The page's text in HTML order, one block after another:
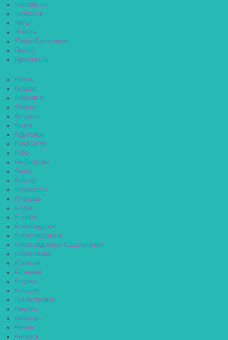
Челябинск
Черкесск
Чита
Элиста
Южно-Сахалинск
Якутск
Ярославль
Абаза
Абакан
Абдулино
Абинск
Агидель
Агрыз
Адыгейск
Азнакаево
Азов
Ак-Довурак
Аксай
Алагир
Алапаевск
Алатырь
Алдан
Алейск
Александров
Александровск
Александровск-Сахалинский
Алексеевка
Алексин
Алзамай
Алупка
Алушта
Альметьевск
Амурск
Анадырь
Анапа
Ангарск